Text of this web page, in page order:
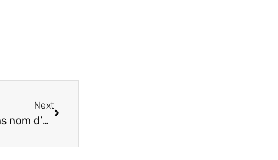
Next
Comment trouver des amis sur Snapchat sans nom d’utilisateur ?